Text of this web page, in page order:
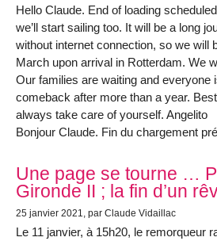
Hello Claude. End of loading
we’ll start sailing too. It will be a long
without internet connection, so we will
March upon arrival in Rotterdam. We
Our families are waiting and everyone
comeback after more than a year.
always take care of yourself. Angelito
Bonjour Claude. Fin du chargement
Une page se tourne …
Gironde II ; la fin d’un
25 janvier 2021 , par Claude Vidaillac
Le 11 janvier, à 15h20, le remorqueur